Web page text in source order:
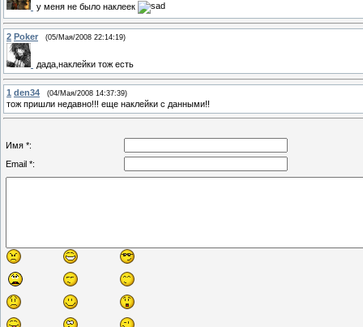
у меня не было наклеек
2 Poker (05/Мая/2008 22:14:19)
дада,наклейки тож есть
1 den34 (04/Мая/2008 14:37:39)
тож пришли недавно!!! еще наклейки с данными!!
Имя *:
Email *: